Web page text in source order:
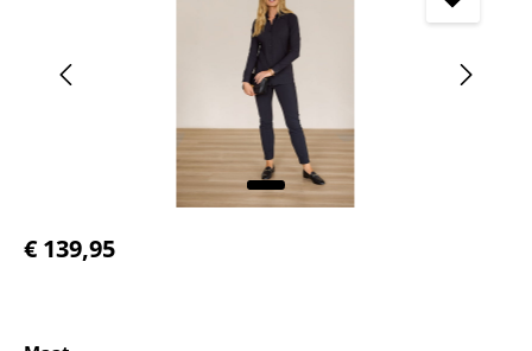
Normale prijs:
€ 139,95